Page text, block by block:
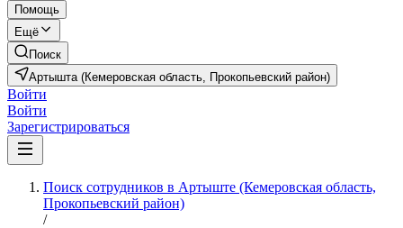
Помощь
Ещё
Поиск
Артышта (Кемеровская область, Прокопьевский район)
Войти
Войти
Зарегистрироваться
Поиск сотрудников в Артыште (Кемеровская область,
Прокопьевский район)
/